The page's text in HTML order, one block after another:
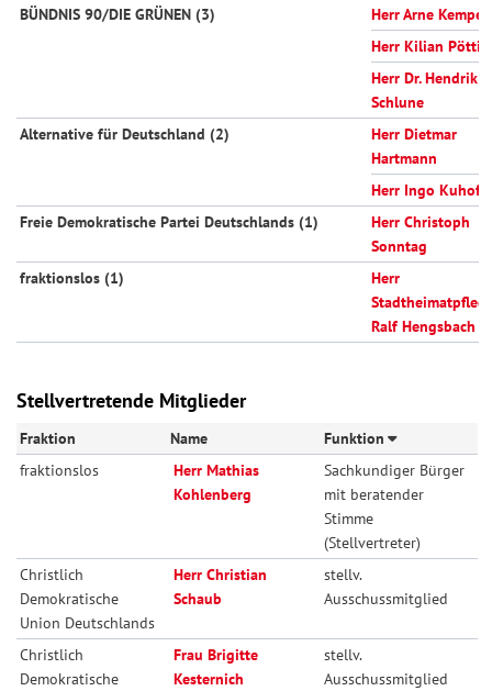
BÜNDNIS 90/DIE GRÜNEN (3)
Herr Arne Kemper
Herr Kilian
Herr Dr. Hendrik
Schlune
Alternative für Deutschland (2)
Herr Dietmar
Hartmann
Herr Ingo Kuhoff
Freie Demokratische Partei Deutschlands (1)
Herr Christoph
Sonntag
fraktionslos (1)
Herr
Ralf Hengsbach
Stellvertretende Mitglieder
Fraktion Name
Funktion
fraktionslos
Herr Mathias
Kohlenberg
Sachkundiger Bürger
mit beratender
Stimme
(Stellvertreter)
Christlich
Demokratische
Union Deutschlands
Herr Christian
Schaub
stellv.
Ausschussmitglied
Christlich
Demokratische
Frau Brigitte
Kesternich
stellv.
Ausschussmitglied